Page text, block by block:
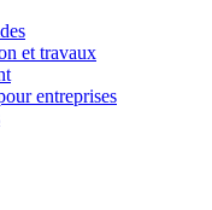
et travaux
entreprises